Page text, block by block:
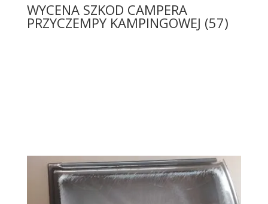
WYCENA SZKOD CAMPERA
PRZYCZEMPY KAMPINGOWEJ (57)